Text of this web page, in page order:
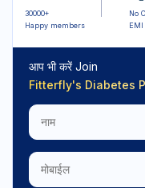
30000+
Happy members
No
EMI
आप भी करें Join
Fitterfly's Diabetes